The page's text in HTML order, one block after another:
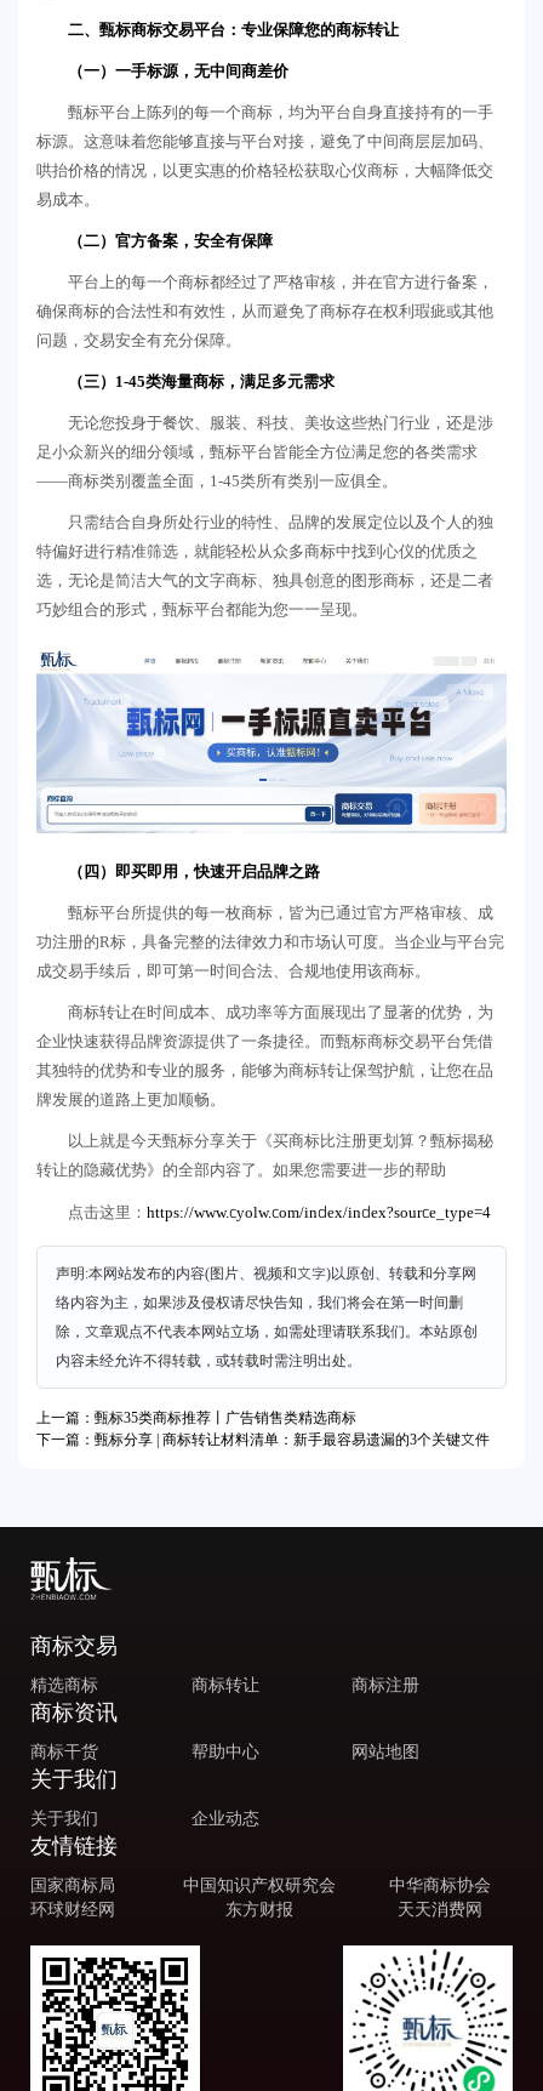
二、甄标商标交易平台：专业保障您的商标转让
（一）一手标源，无中间商差价
甄标平台上陈列的每一个商标，均为平台自身直接持有的一手
标源。这意味着您能够直接与平台对接，避免了中间商层层加码、
哄抬价格的情况，以更实惠的价格轻松获取心仪商标，大幅降低交
易成本。
（二）官方备案，安全有保障
平台上的每一个商标都经过了严格审核，并在官方进行备案，
确保商标的合法性和有效性，从而避免了商标存在权利瑕疵或其他
问题，交易安全有充分保障。
（三）1-45类海量商标，满足多元需求
无论您投身于餐饮、服装、科技、美妆这些热门行业，还是涉
足小众新兴的细分领域，甄标平台皆能全方位满足您的各类需求
——商标类别覆盖全面，1-45类所有类别一应俱全。
只需结合自身所处行业的特性、品牌的发展定位以及个人的独
特偏好进行精准筛选，就能轻松从众多商标中找到心仪的优质之
选，无论是简洁大气的文字商标、独具创意的图形商标，还是二者
巧妙组合的形式，甄标平台都能为您一一呈现。
（四）即买即用，快速开启品牌之路
甄标平台所提供的每一枚商标，皆为已通过官方严格审核、成
功注册的R标，具备完整的法律效力和市场认可度。当企业与平台完
成交易手续后，即可第一时间合法、合规地使用该商标。
商标转让在时间成本、成功率等方面展现出了显著的优势，为
企业快速获得品牌资源提供了一条捷径。而甄标商标交易平台凭借
其独特的优势和专业的服务，能够为商标转让保驾护航，让您在品
牌发展的道路上更加顺畅。
以上就是今天甄标分享关于《买商标比注册更划算？甄标揭秘
转让的隐藏优势》的全部内容了。如果您需要进一步的帮助
点击这里： https://www.cyolw.com/index/index?source_type=4
声明:本网站发布的内容(图片、视频和文字)以原创、转载和分享网
络内容为主，如果涉及侵权请尽快告知，我们将会在第一时间删
除，文章观点不代表本网站立场，如需处理请联系我们。本站原创
内容未经允许不得转载，或转载时需注明出处。
上一篇：甄标35类商标推荐丨广告销售类精选商标
下一篇：甄标分享 | 商标转让材料清单：新手最容易遗漏的3个关键文件
商标交易
精选商标 商标转让 商标注册
商标资讯
商标干货 帮助中心 网站地图
关于我们
关于我们 企业动态
友情链接
国家商标局 中国知识产权研究会
中华商标协会
环球财经网
东方财报 天天消费网